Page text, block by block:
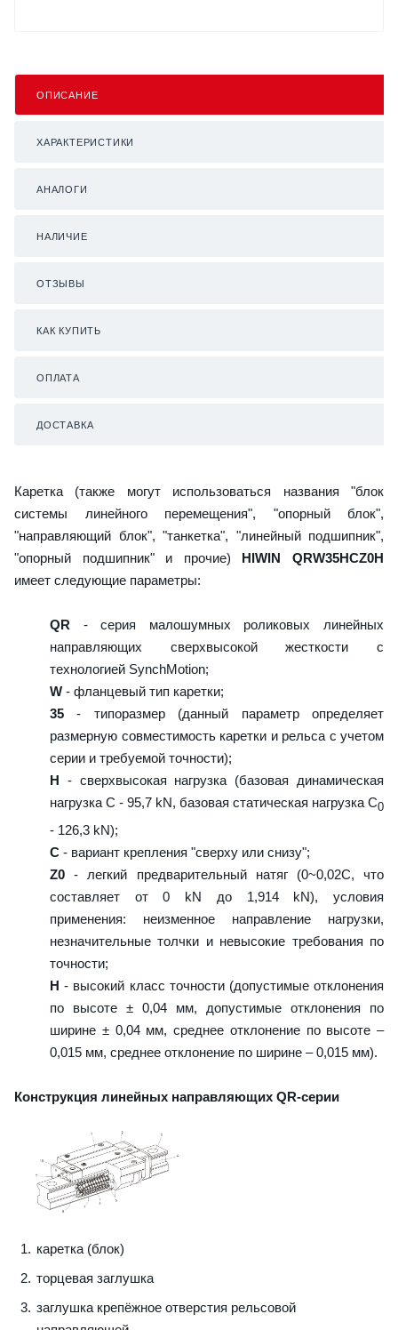
ОПИСАНИЕ
ХАРАКТЕРИСТИКИ
АНАЛОГИ
НАЛИЧИЕ
ОТЗЫВЫ
КАК КУПИТЬ
ОПЛАТА
ДОСТАВКА
Каретка (также могут использоваться названия "блок
системы линейного перемещения", "опорный блок",
"направляющий блок", "танкетка", "линейный подшипник",
"опорный подшипник" и прочие) HIWIN QRW35HCZ0H
имеет следующие параметры:
QR - серия малошумных роликовых линейных
направляющих сверхвысокой жесткости с
технологией SynchMotion;
W - фланцевый тип каретки;
35 - типоразмер (данный параметр определяет
размерную совместимость каретки и рельса с учетом
серии и требуемой точности);
H - сверхвысокая нагрузка (базовая динамическая
нагрузка C - 95,7 kN, базовая статическая нагрузка С0
- 126,3 kN);
C - вариант крепления "сверху или снизу";
Z0 - легкий предварительный натяг (0~0,02C, что
составляет от 0 kN до 1,914 kN), условия
применения: неизменное направление нагрузки,
незначительные толчки и невысокие требования по
точности;
H - высокий класс точности (допустимые отклонения
по высоте ± 0,04 мм, допустимые отклонения по
ширине ± 0,04 мм, среднее отклонение по высоте –
0,015 мм, среднее отклонение по ширине – 0,015 мм).
Конструкция линейных направляющих QR-серии
каретка (блок)
торцевая заглушка
заглушка крепёжное отверстия рельсовой